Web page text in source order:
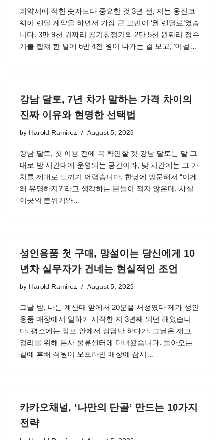
계약서에 적힌 숫자보다 중요한 것 3년 전, 저는 웅진코
웨이 렌탈 계약을 하면서 가장 큰 고민이 ‘월 렌탈료’였습
니다. 3만 9천 원짜리 공기청정기와 2만 5천 원짜리 정수
기를 합쳐 한 달에 6만 4천 원이 나가는 걸 보고, ‘이걸…
강남 달토, 7년 차가 말하는 가격 차이의
진짜 이유와 현명한 선택법
by Harold Ramirez August 5, 2026
강남 달토, 첫 이용 전에 꼭 확인할 것 강남 달토는 말 그
대로 밤 시간대에 운영되는 공간이라, 낮 시간에는 그 가
치를 제대로 느끼기 어렵습니다. 한낮에 방문해서 “이게
왜 유명하지?”라고 생각하는 분들이 적지 않은데, 사실
이곳의 분위기와…
성인용품 첫 구매, 망설이는 당신에게 10
년차 실무자가 건네는 현실적인 조언
by Harold Ramirez August 5, 2026
그날 밤, 나는 계산대 앞에서 20분을 서성였다 제가 성인
용품 매장에서 일하기 시작한 지 3년째 되던 해였습니
다. 평소에는 점포 안에서 상담만 하다가, 그날은 재고
정리를 위해 본사 물류센터에 다녀왔습니다. 돌아오는
길에 후배 직원이 오프라인 매장에 잠시…
카카오채널, ‘나만의 단골’ 만드는 10가지
전략